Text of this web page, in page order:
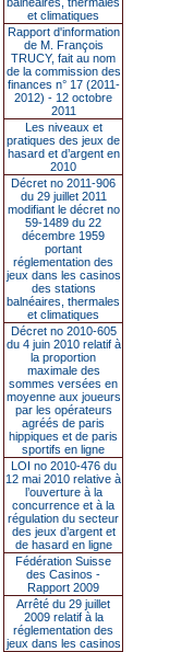
et climatiques
Rapport d'information
de M. François
TRUCY, fait au nom
de la commission des
finances n° 17 (2011-
2012) - 12 octobre
2011
Les niveaux et
pratiques des jeux de
hasard et d’argent en
2010
Décret no 2011-906
du 29 juillet 2011
modifiant le décret no
59-1489 du 22
décembre 1959
portant
réglementation des
jeux dans les casinos
des stations
balnéaires, thermales
et climatiques
Décret no 2010-605
du 4 juin 2010 relatif à
la proportion
maximale des
sommes versées en
moyenne aux joueurs
par les opérateurs
agréés de paris
hippiques et de paris
sportifs en ligne
LOI no 2010-476 du
12 mai 2010 relative à
l’ouverture à la
concurrence et à la
régulation du secteur
des jeux d’argent et
de hasard en ligne
Fédération Suisse
des Casinos -
Rapport 2009
Arrêté du 29 juillet
2009 relatif à la
réglementation des
jeux dans les casinos